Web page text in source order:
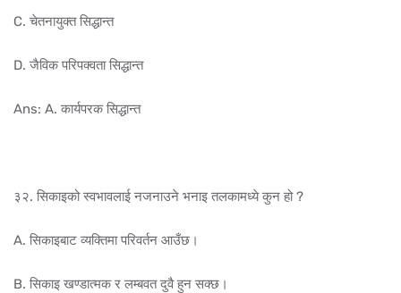
C. चेतनायुक्त सिद्धान्त
D. जैविक परिपक्वता सिद्धान्त
Ans: A. कार्यपरक सिद्धान्त
३२. सिकाइको स्वभावलाई नजनाउने भनाइ तलकामध्ये कुन हो ?
A. सिकाइबाट व्यक्तिमा परिवर्तन आउँछ।
B. सिकाइ खण्डात्मक र लम्बवत दुवै हुन सक्छ।